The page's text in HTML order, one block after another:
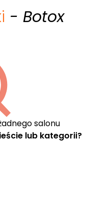
- Botox
salonu
lub kategorii?